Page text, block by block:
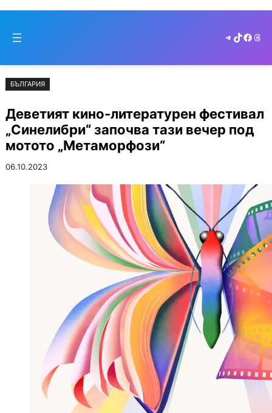
съдържанието
to
Telegram
TikTok
БЪЛГАРИЯ
Деветият кино-литературен фестивал
„Синелибри“ започва тази вечер под
мотото „Метаморфози“
06.10.2023